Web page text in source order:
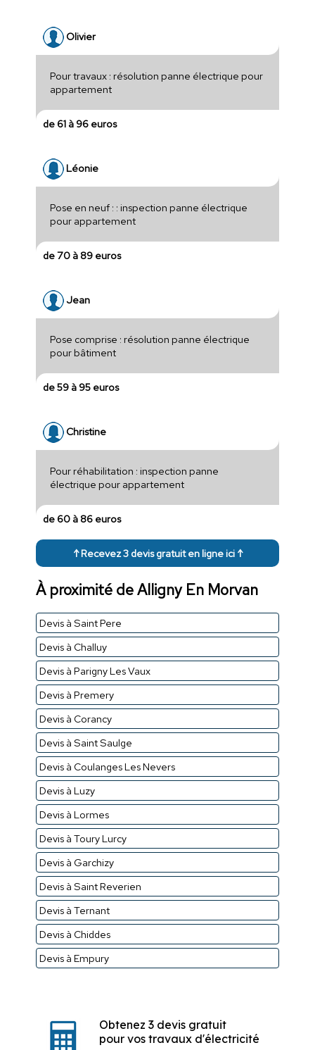
Olivier
Pour travaux : résolution panne électrique pour
appartement
de 61 à 96 euros
Léonie
Pose en neuf : : inspection panne électrique
pour appartement
de 70 à 89 euros
Jean
Pose comprise : résolution panne électrique
pour bâtiment
de 59 à 95 euros
Christine
Pour réhabilitation : inspection panne
électrique pour appartement
de 60 à 86 euros
↑ Recevez 3 devis gratuit en ligne ici ↑
À proximité de Alligny En Morvan
Devis à Saint Pere
Devis à Challuy
Devis à Parigny Les Vaux
Devis à Premery
Devis à Corancy
Devis à Saint Saulge
Devis à Coulanges Les Nevers
Devis à Luzy
Devis à Lormes
Devis à Toury Lurcy
Devis à Garchizy
Devis à Saint Reverien
Devis à Ternant
Devis à Chiddes
Devis à Empury
Obtenez 3 devis gratuit
pour vos travaux d'électricité